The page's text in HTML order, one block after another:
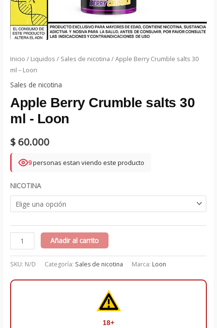
Inicio / Liquidos / Sales de nicotina / Apple Berry Crumble salts 30
ml – Loon
Sales de nicotina
Apple Berry Crumble salts 30
ml - Loon
$ 60.000
9personas estan viendo este producto
NICOTINA
Apple
Berry
Crumble
30
Añadir al carrito
SKU: N/D Categoría: Sales de nicotina Marca: Loon
18+